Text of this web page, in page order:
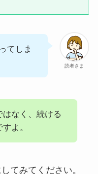
読者さま
てしま
なく、続ける
よ。
てみてください。